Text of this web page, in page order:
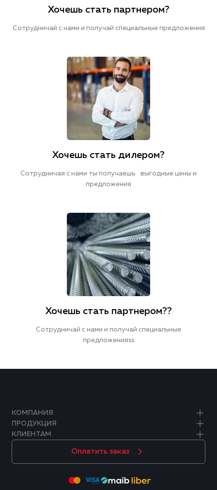
Хочешь стать партнером?
Сотрудничай с нами и получай специальные предложения
Хочешь стать дилером?
Сотрудничая с нами ты получаешь выгодные цены и
предложения
Хочешь стать партнером??
Сотрудничай с нами и получай специальные
предложенияss
КОМПАНИЯ
ПРОДУКЦИЯ
КЛИЕНТАМ
Оплатить заказ